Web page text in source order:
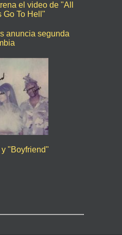
el video de "All
Go To Hell"
anuncia segunda
"Boyfriend"